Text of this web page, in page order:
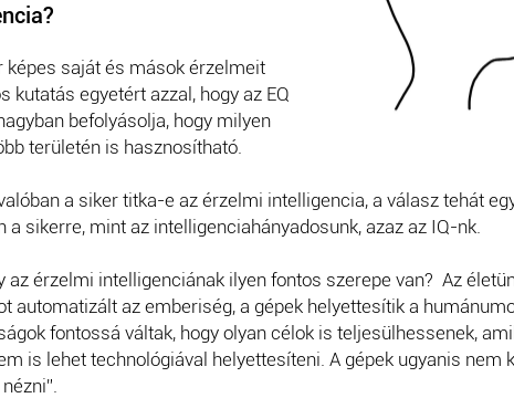
képes saját és mások érzelmeit
kutatás egyetért azzal, hogy az EQ
befolyásolja, hogy milyen
területén is hasznosítható.
a siker titka-e az érzelmi intelligencia, a válasz tehát
sikerre, mint az intelligenciahányadosunk, azaz az IQ-nk.
az érzelmi intelligenciának ilyen fontos szerepe van? Az
automatizált az emberiség, a gépek helyettesítik a
fontossá váltak, hogy olyan célok is teljesülhessenek,
is lehet technológiával helyettesíteni. A gépek ugyanis nem